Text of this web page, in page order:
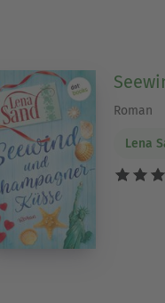
Roman
Lena